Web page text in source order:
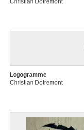
Christian Dotremont
Logogramme
Christian Dotremont